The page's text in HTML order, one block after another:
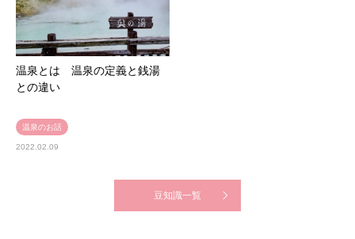
温泉とは 温泉の定義と銭湯
との違い
温泉のお話
2022.02.09
豆知識一覧